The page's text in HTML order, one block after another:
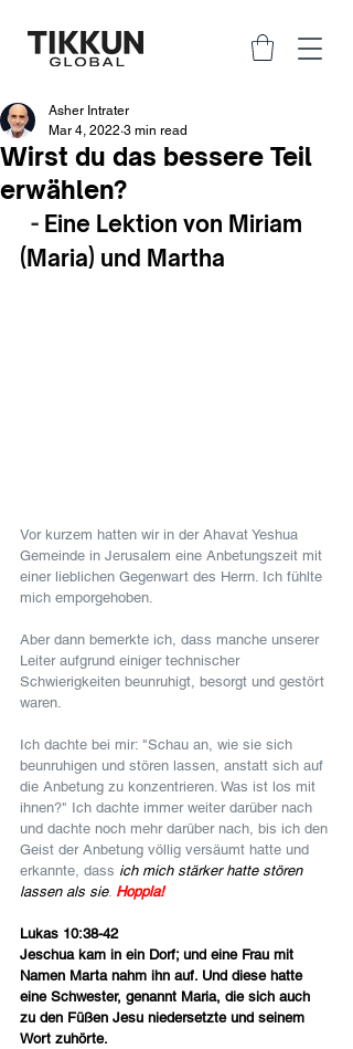
Wirst du das bessere Teil
erwählen?
Asher Intrater
Mar 4, 2022 3 min read
  -
Eine Lektion von Miriam
(Maria) und Martha
Vor kurzem hatten wir in der Ahavat Yeshua
Gemeinde in Jerusalem eine Anbetungszeit mit
einer lieblichen Gegenwart des Herrn. Ich fühlte
mich emporgehoben.
Aber dann bemerkte ich, dass manche unserer
Leiter aufgrund einiger technischer
Schwierigkeiten beunruhigt, besorgt und gestört
waren.
Ich dachte bei mir: "Schau an, wie sie sich
beunruhigen und stören lassen, anstatt sich auf
die Anbetung zu konzentrieren. Was ist los mit
ihnen?" Ich dachte immer weiter darüber nach
und dachte noch mehr darüber nach, bis ich den
Geist der Anbetung völlig versäumt hatte und
erkannte, dass ich mich stärker hatte stören
lassen als sie. Hoppla!
Lukas 10:38-42
Jeschua kam in ein Dorf; und eine Frau mit
Namen Marta nahm ihn auf. Und diese hatte
eine Schwester, genannt Maria, die sich auch
zu den Füßen Jesu niedersetzte und seinem
Wort zuhörte.